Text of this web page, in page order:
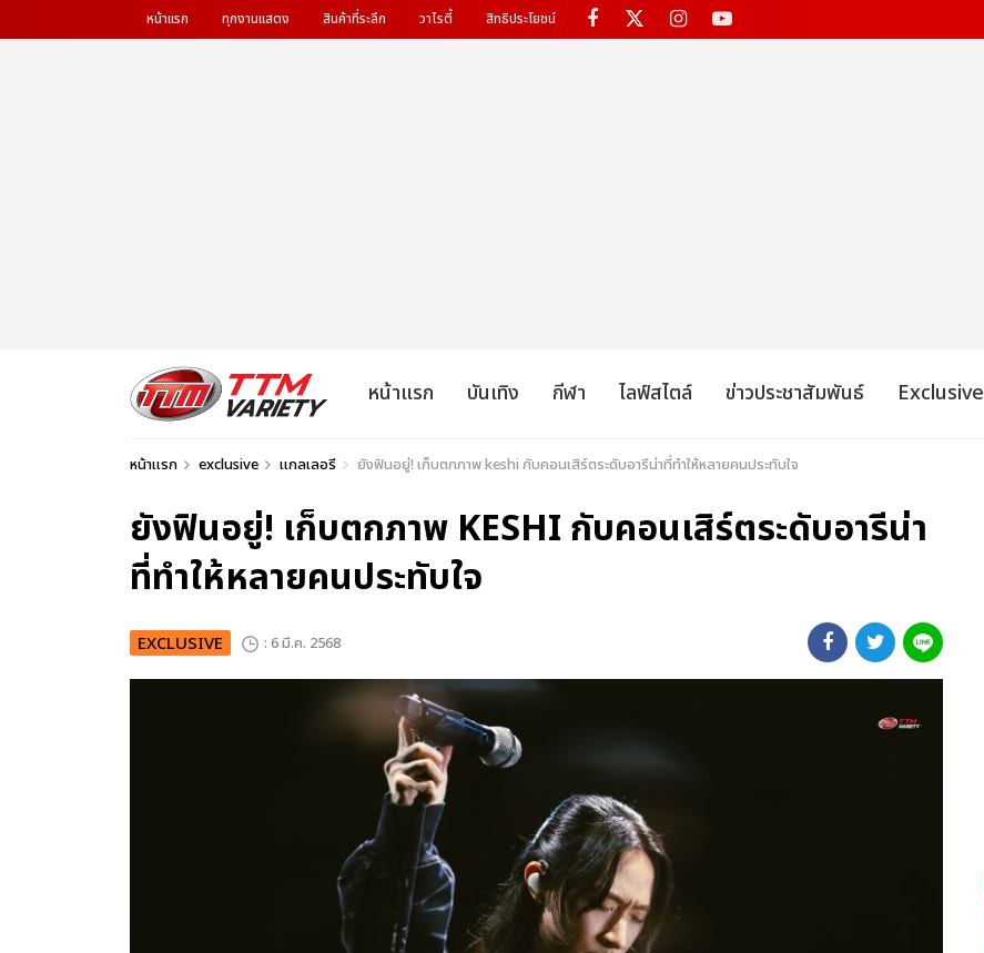
หน้าแรก ทุกงานแสดง สินค้าที่ระลึก วาไรตี้ สิทธิประโยชน์
หน้าแรก บันเทิง กีฬา ไลฟ์สไตล์ ข่าวประชาสัมพันธ์ Exclusive
หน้าแรก exclusive แกลเลอรี ยังฟินอยู่! เก็บตกภาพ keshi กับคอนเสิร์ตระดับอารีน่าที่ทำให้หลายคนประทับใจ
ยังฟินอยู่! เก็บตกภาพ KESHI กับคอนเสิร์ตระดับอารีน่า
ที่ทำให้หลายคนประทับใจ
EXCLUSIVE : 6 มี.ค. 2568